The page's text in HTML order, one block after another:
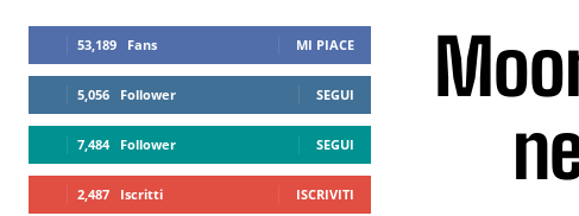
53,189 Fans MI PIACE
5,056 Follower SEGUI
7,484 Follower SEGUI
2,487 Iscritti ISCRIVITI